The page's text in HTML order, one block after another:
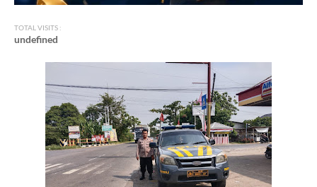
TOTAL VISITS :
undefned